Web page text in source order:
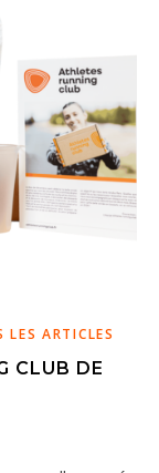
LES ARTICLES
CLUB DE